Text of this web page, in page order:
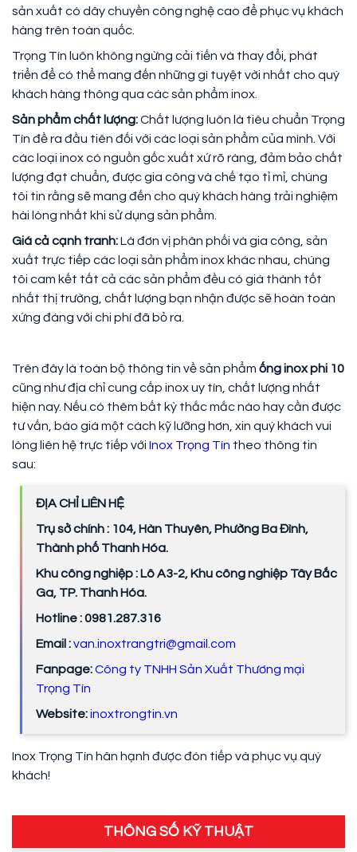
sản xuất có dây chuyền công nghệ cao để phục vụ khách
hàng trên toàn quốc.
Trọng Tín luôn không ngừng cải tiến và thay đổi, phát
triển để có thể mang đến những gì tuyệt vời nhất cho quý
khách hàng thông qua các sản phẩm inox.
Sản phẩm chất lượng:Chất lượng luôn là tiêu chuẩn Trọng
Tín đề ra đầu tiên đối với các loại sản phẩm của mình. Với
các loại inox có nguồn gốc xuất xứ rõ ràng, đảm bảo chất
lượng đạt chuẩn, được gia công và chế tạo tỉ mỉ, chúng
tôi tin rằng sẽ mang đến cho quý khách hàng trải nghiệm
hài lòng nhất khi sử dụng sản phẩm.
Giá cả cạnh tranh:Là đơn vị phân phối và gia công, sản
xuất trực tiếp các loại sản phẩm inox khác nhau, chúng
tôi cam kết tất cả các sản phẩm đều có giá thành tốt
nhất thị trường, chất lượng bạn nhận được sẽ hoàn toàn
xứng đáng với chi phí đã bỏ ra.
Trên đây là toàn bộ thông tin về sản phẩm ống inox phi 10
cũng như địa chỉ cung cấp inox uy tín, chất lượng nhất
hiện nay. Nếu có thêm bất kỳ thắc mắc nào hay cần được
tư vấn, báo giá một cách kỹ lưỡng hơn, xin quý khách vui
lòng liên hệ trực tiếp với Inox Trọng Tín theo thông tin
sau:
ĐỊA CHỈ LIÊN HỆ
Trụ sở chính : 104, Hàn Thuyên, Phường Ba Đình,
Thành phố Thanh Hóa.
Khu công nghiệp : Lô A3-2, Khu công nghiệp Tây Bắc
Ga, TP. Thanh Hóa.
Hotline : 0981.287.316
Email :van.inoxtrangtri@gmail.com
Fanpage:Công ty TNHH Sản Xuất Thương mại
Trọng Tín
Website:inoxtrongtin.vn
Inox Trọng Tín hân hạnh được đón tiếp và phục vụ quý
khách!
THÔNG SỐ KỸ THUẬT